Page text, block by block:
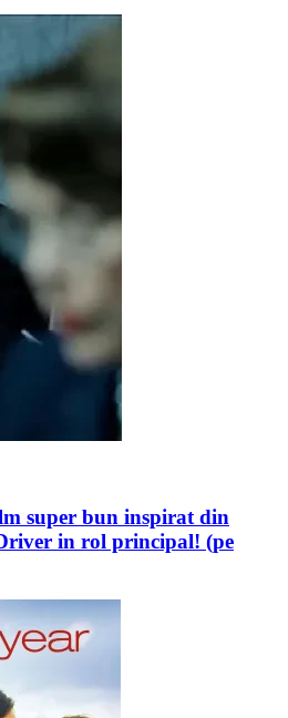
super bun inspirat din
in rol principal! (pe